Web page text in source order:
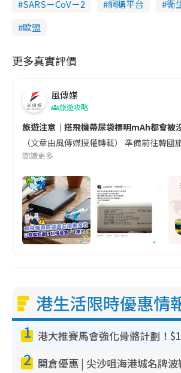
SARS－CoV－2
網購平台 衞
歐盟
更多真實評價
風傳媒
旅遊攻略
旅遊注意｜搭飛機帶尿袋標明mAh都會被
（文章由風傳媒授權轉載） 準備前往韓
閱讀更多
港生活限時優惠情
1
2